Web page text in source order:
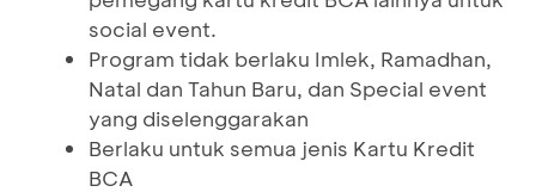
social event.
Program tidak berlaku Imlek, Ramadhan,
Natal dan Tahun Baru, dan Special event
yang diselenggarakan
Berlaku untuk semua jenis Kartu Kredit
BCA